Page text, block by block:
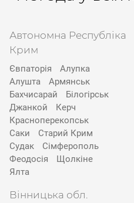
Автономна Республіка
Крим
Євпаторія
Алупка
Алушта
Армянськ
Бахчисарай
Білогірськ
Джанкой
Керч
Красноперекопськ
Саки
Старий Крим
Судак
Сімферополь
Феодосія
Щолкіне
Ялта
Вінницька обл.